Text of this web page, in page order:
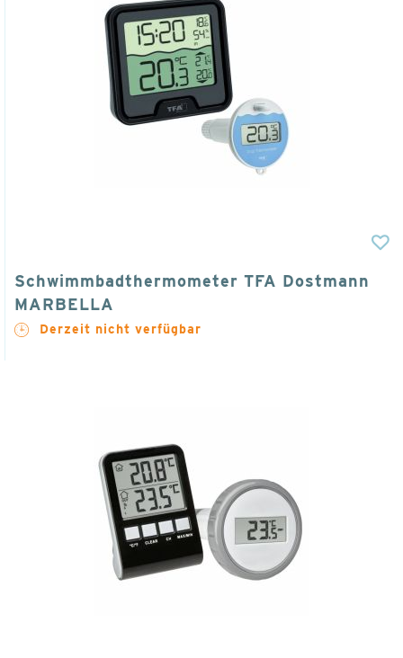
Schwimmbadthermometer TFA Dostmann
MARBELLA
Derzeit nicht verfügbar